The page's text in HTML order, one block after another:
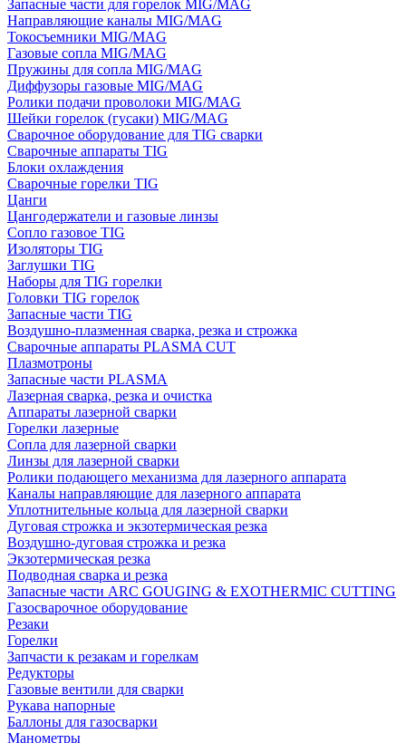
Запасные части для горелок MIG/MAG
Направляющие каналы MIG/MAG
Токосъемники MIG/MAG
Газовые сопла MIG/MAG
Пружины для сопла MIG/MAG
Диффузоры газовые MIG/MAG
Ролики подачи проволоки MIG/MAG
Шейки горелок (гусаки) MIG/MAG
Сварочное оборудование для TIG сварки
Сварочные аппараты TIG
Блоки охлаждения
Сварочные горелки TIG
Цанги
Цангодержатели и газовые линзы
Сопло газовое TIG
Изоляторы TIG
Заглушки TIG
Наборы для TIG горелки
Головки TIG горелок
Запасные части TIG
Воздушно-плазменная сварка, резка и строжка
Сварочные аппараты PLASMA CUT
Плазмотроны
Запасные части PLASMA
Лазерная сварка, резка и очистка
Аппараты лазерной сварки
Горелки лазерные
Сопла для лазерной сварки
Линзы для лазерной сварки
Ролики подающего механизма для лазерного аппарата
Каналы направляющие для лазерного аппарата
Уплотнительные кольца для лазерной сварки
Дуговая строжка и экзотермическая резка
Воздушно-дуговая строжка и резка
Экзотермическая резка
Подводная сварка и резка
Запасные части ARC GOUGING & EXOTHERMIC CUTTING
Газосварочное оборудование
Резаки
Горелки
Запчасти к резакам и горелкам
Редукторы
Газовые вентили для сварки
Рукава напорные
Баллоны для газосварки
Манометры